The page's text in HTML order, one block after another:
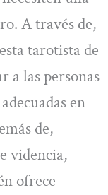
A través de,
tarotista de
a las personas
en
de,
videncia,
ofrece